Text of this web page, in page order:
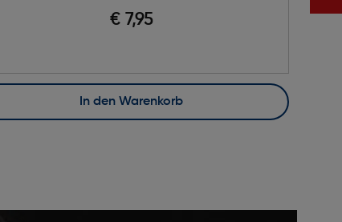
€ 7,95
In den Warenkorb